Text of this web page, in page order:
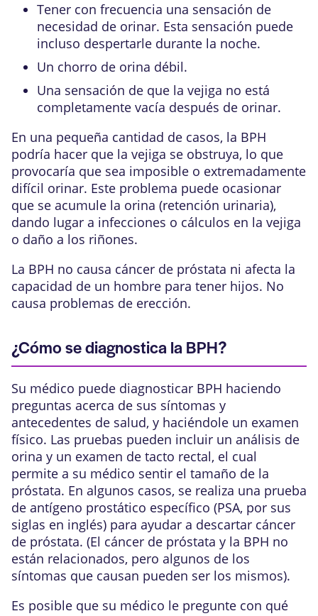
Tener con frecuencia una sensación de
necesidad de orinar. Esta sensación puede
incluso despertarle durante la noche.
Un chorro de orina débil.
Una sensación de que la vejiga no está
completamente vacía después de orinar.
En una pequeña cantidad de casos, la BPH
podría hacer que la vejiga se obstruya, lo que
provocaría que sea imposible o extremadamente
difícil orinar. Este problema puede ocasionar
que se acumule la orina (retención urinaria),
dando lugar a infecciones o cálculos en la vejiga
o daño a los riñones.
La BPH no causa cáncer de próstata ni afecta la
capacidad de un hombre para tener hijos. No
causa problemas de erección.
¿Cómo se diagnostica la BPH?
Su médico puede diagnosticar BPH haciendo
preguntas acerca de sus síntomas y
antecedentes de salud, y haciéndole un examen
físico. Las pruebas pueden incluir un análisis de
orina y un examen de tacto rectal, el cual
permite a su médico sentir el tamaño de la
próstata. En algunos casos, se realiza una prueba
de antígeno prostático específico (PSA, por sus
siglas en inglés) para ayudar a descartar cáncer
de próstata. (El cáncer de próstata y la BPH no
están relacionados, pero algunos de los
síntomas que causan pueden ser los mismos).
Es posible que su médico le pregunte con qué